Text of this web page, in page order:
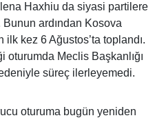
Haxhiu da siyasi partilere
Bunun ardından Kosova
kez 6 Ağustos’ta toplandı.
Meclis Başkanlığı
süreç ilerleyemedi.
oturuma bugün yeniden